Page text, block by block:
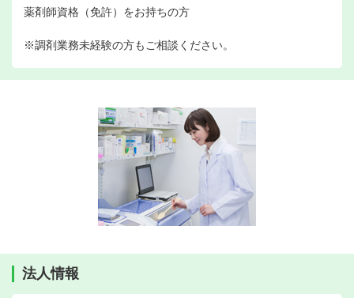
薬剤師資格（免許）をお持ちの方
※調剤業務未経験の方もご相談ください。
法人情報